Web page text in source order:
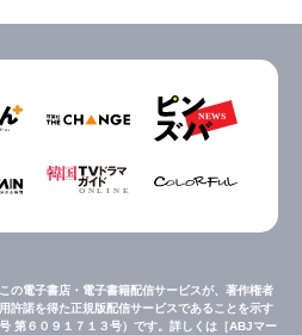
の電子書店・電子書籍配信サービスが、著作権者
許諾を得た正規版配信サービスであることを示す
第６０９１７１３号）です。詳しくは［ABJマー